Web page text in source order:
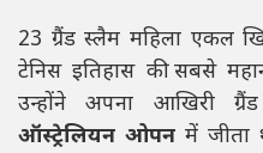
23 ग्रैंड स्लैम महिला एकल
टेनिस इतिहास की सबसे
उन्होंने अपना आखिरी
ऑस्ट्रेलियन ओपन में जीता